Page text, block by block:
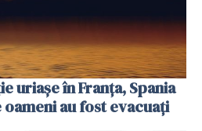
uriașe în Franța, Spania
au fost evacuați